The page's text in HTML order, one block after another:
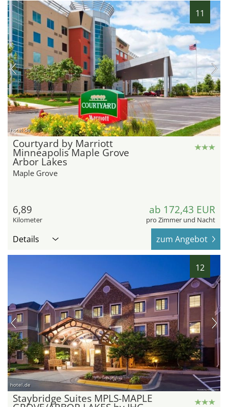
11
hotel.de
Courtyard by Marriott
Minneapolis Maple Grove
Arbor Lakes
Maple Grove
6,89
Kilometer
ab 172,43 EUR
pro Zimmer und Nacht
Details zum Angebot
12
hotel.de
Staybridge Suites MPLS-MAPLE